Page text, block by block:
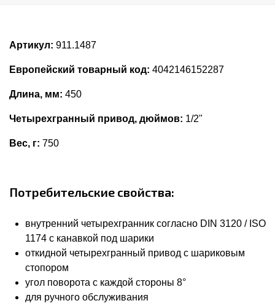
Артикул: 911.1487
Европейский товарный код: 4042146152287
Длина, мм: 450
Четырехгранный привод, дюймов: 1/2"
Вес, г: 750
Потребительские свойства:
внутренний четырехгранник согласно DIN 3120 / ISO
1174 с канавкой под шарики
откидной четырехгранный привод с шариковым
стопором
угол поворота с каждой стороны 8°
для ручного обслуживания